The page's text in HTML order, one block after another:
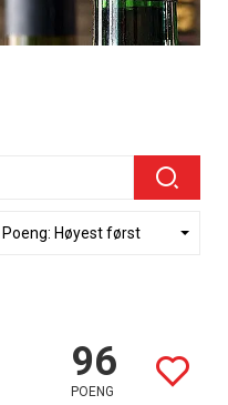
96
POENG